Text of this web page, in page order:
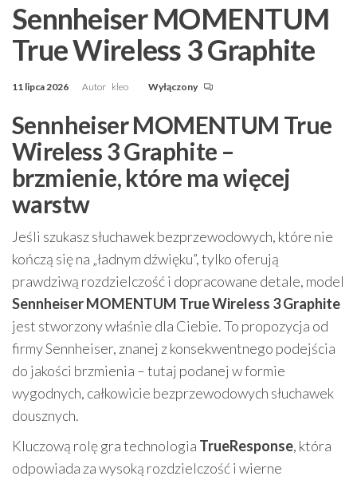
Sennheiser MOMENTUM
True Wireless 3 Graphite
11 lipca 2026 Autor kleo Wyłączony
Sennheiser MOMENTUM True
Wireless 3 Graphite –
brzmienie, które ma więcej
warstw
Jeśli szukasz słuchawek bezprzewodowych, które nie
kończą się na „ładnym dźwięku”, tylko oferują
prawdziwą rozdzielczość i dopracowane detale, model
Sennheiser MOMENTUM True Wireless 3 Graphite
jest stworzony właśnie dla Ciebie. To propozycja od
firmy Sennheiser, znanej z konsekwentnego podejścia
do jakości brzmienia – tutaj podanej w formie
wygodnych, całkowicie bezprzewodowych słuchawek
dousznych.
Kluczową rolę gra technologia TrueResponse, która
odpowiada za wysoką rozdzielczość i wierne